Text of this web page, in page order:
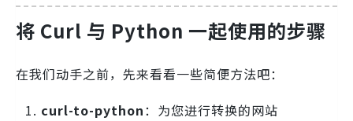
将 Curl 与 Python 一起使用的步骤
在我们动手之前，先来看看一些简便方法吧：
curl-to-python：为您进行转换的网站